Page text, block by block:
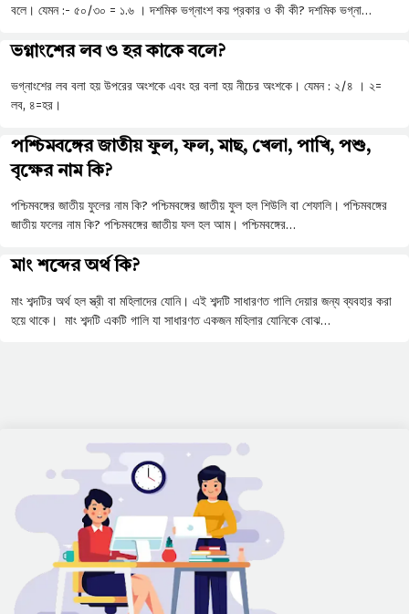
বলে। যেমন :- ৫০/৩০ = ১.৬ । দশমিক ভগ্নাংশ কয় প্রকার ও কী কী? দশমিক ভগ্না…
ভগ্নাংশের লব ও হর কাকে বলে?
ভগ্নাংশের লব বলা হয় উপরের অংশকে এবং হর বলা হয় নীচের অংশকে। যেমন : ২/৪ । ২=
লব, ৪=হর।
পশ্চিমবঙ্গের জাতীয় ফুল, ফল, মাছ, খেলা, পাখি, পশু,
বৃক্ষের নাম কি?
পশ্চিমবঙ্গের জাতীয় ফুলের নাম কি? পশ্চিমবঙ্গের জাতীয় ফুল হল শিউলি বা শেফালি। পশ্চিমবঙ্গের
জাতীয় ফলের নাম কি? পশ্চিমবঙ্গের জাতীয় ফল হল আম। পশ্চিমবঙ্গের…
মাং শব্দের অর্থ কি?
মাং শব্দটির অর্থ হল স্ত্রী বা মহিলাদের যোনি। এই শব্দটি সাধারণত গালি দেয়ার জন্য ব্যবহার করা
হয়ে থাকে। মাং শব্দটি একটি গালি যা সাধারণত একজন মহিলার যোনিকে বোঝ…